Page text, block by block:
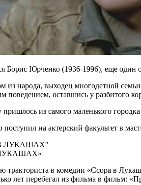
Борис Юрченко (1936-1996), еще один
народа, выходец многодетной
поведением, оставшись у разбитого
из самого маленького
на актерский факультет в
тракториста в комедии «Ссора в
лет перебегал из фильма в фильм: